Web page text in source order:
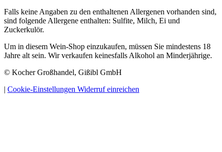
Falls keine Angaben zu den enthaltenen Allergenen vorhanden sind,
sind folgende Allergene enthalten: Sulfite, Milch, Ei und
Zuckerkulör.
Um in diesem Wein-Shop einzukaufen, müssen Sie mindestens 18
Jahre alt sein. Wir verkaufen keinesfalls Alkohol an Minderjährige.
© Kocher Großhandel, Gißibl GmbH
| Cookie-Einstellungen Widerruf einreichen